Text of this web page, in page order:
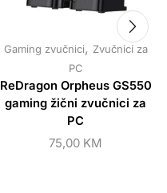
Gaming zvučnici, Zvučnici za
PC
ReDragon Orpheus GS550
gaming žični zvučnici za
PC
75,00 KM